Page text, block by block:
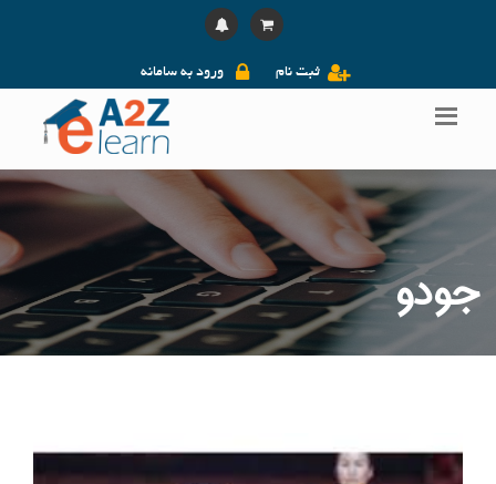
ورود به سامانه ثبت نام
جودو